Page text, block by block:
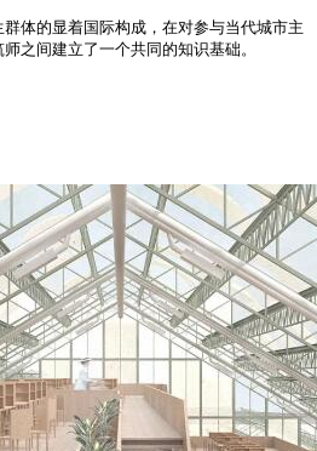
的显着国际构成，在对参与当代城市主
之间建立了一个共同的知识基础。